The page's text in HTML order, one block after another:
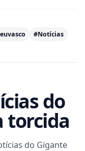
#Notícias
do
torcida
do Gigante